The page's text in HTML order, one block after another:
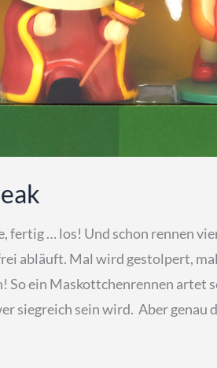
fertig … los! Und schon rennen
abläuft. Mal wird gestolpert,
So ein Maskottchenrennen artet
siegreich sein wird. Aber genau